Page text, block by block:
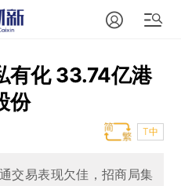
有化 33.74亿港
份
T中
交易表现欠佳，招商局集